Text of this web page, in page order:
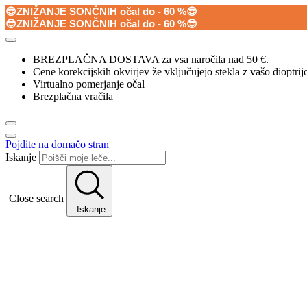
😎ZNIŽANJE SONČNIH očal do - 60 %😎
😎ZNIŽANJE SONČNIH očal do - 60 %😎
BREZPLAČNA DOSTAVA za vsa naročila nad 50 €.
Cene korekcijskih okvirjev že vključujejo stekla z vašo
Virtualno pomerjanje očal
Brezplačna vračila
Pojdite na domačo stran
Iskanje
Close search
Iskanje